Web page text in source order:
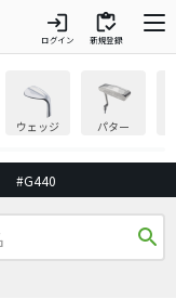
login
ログイン
inventory
新規登録
ウェッジ パター
#G440
search